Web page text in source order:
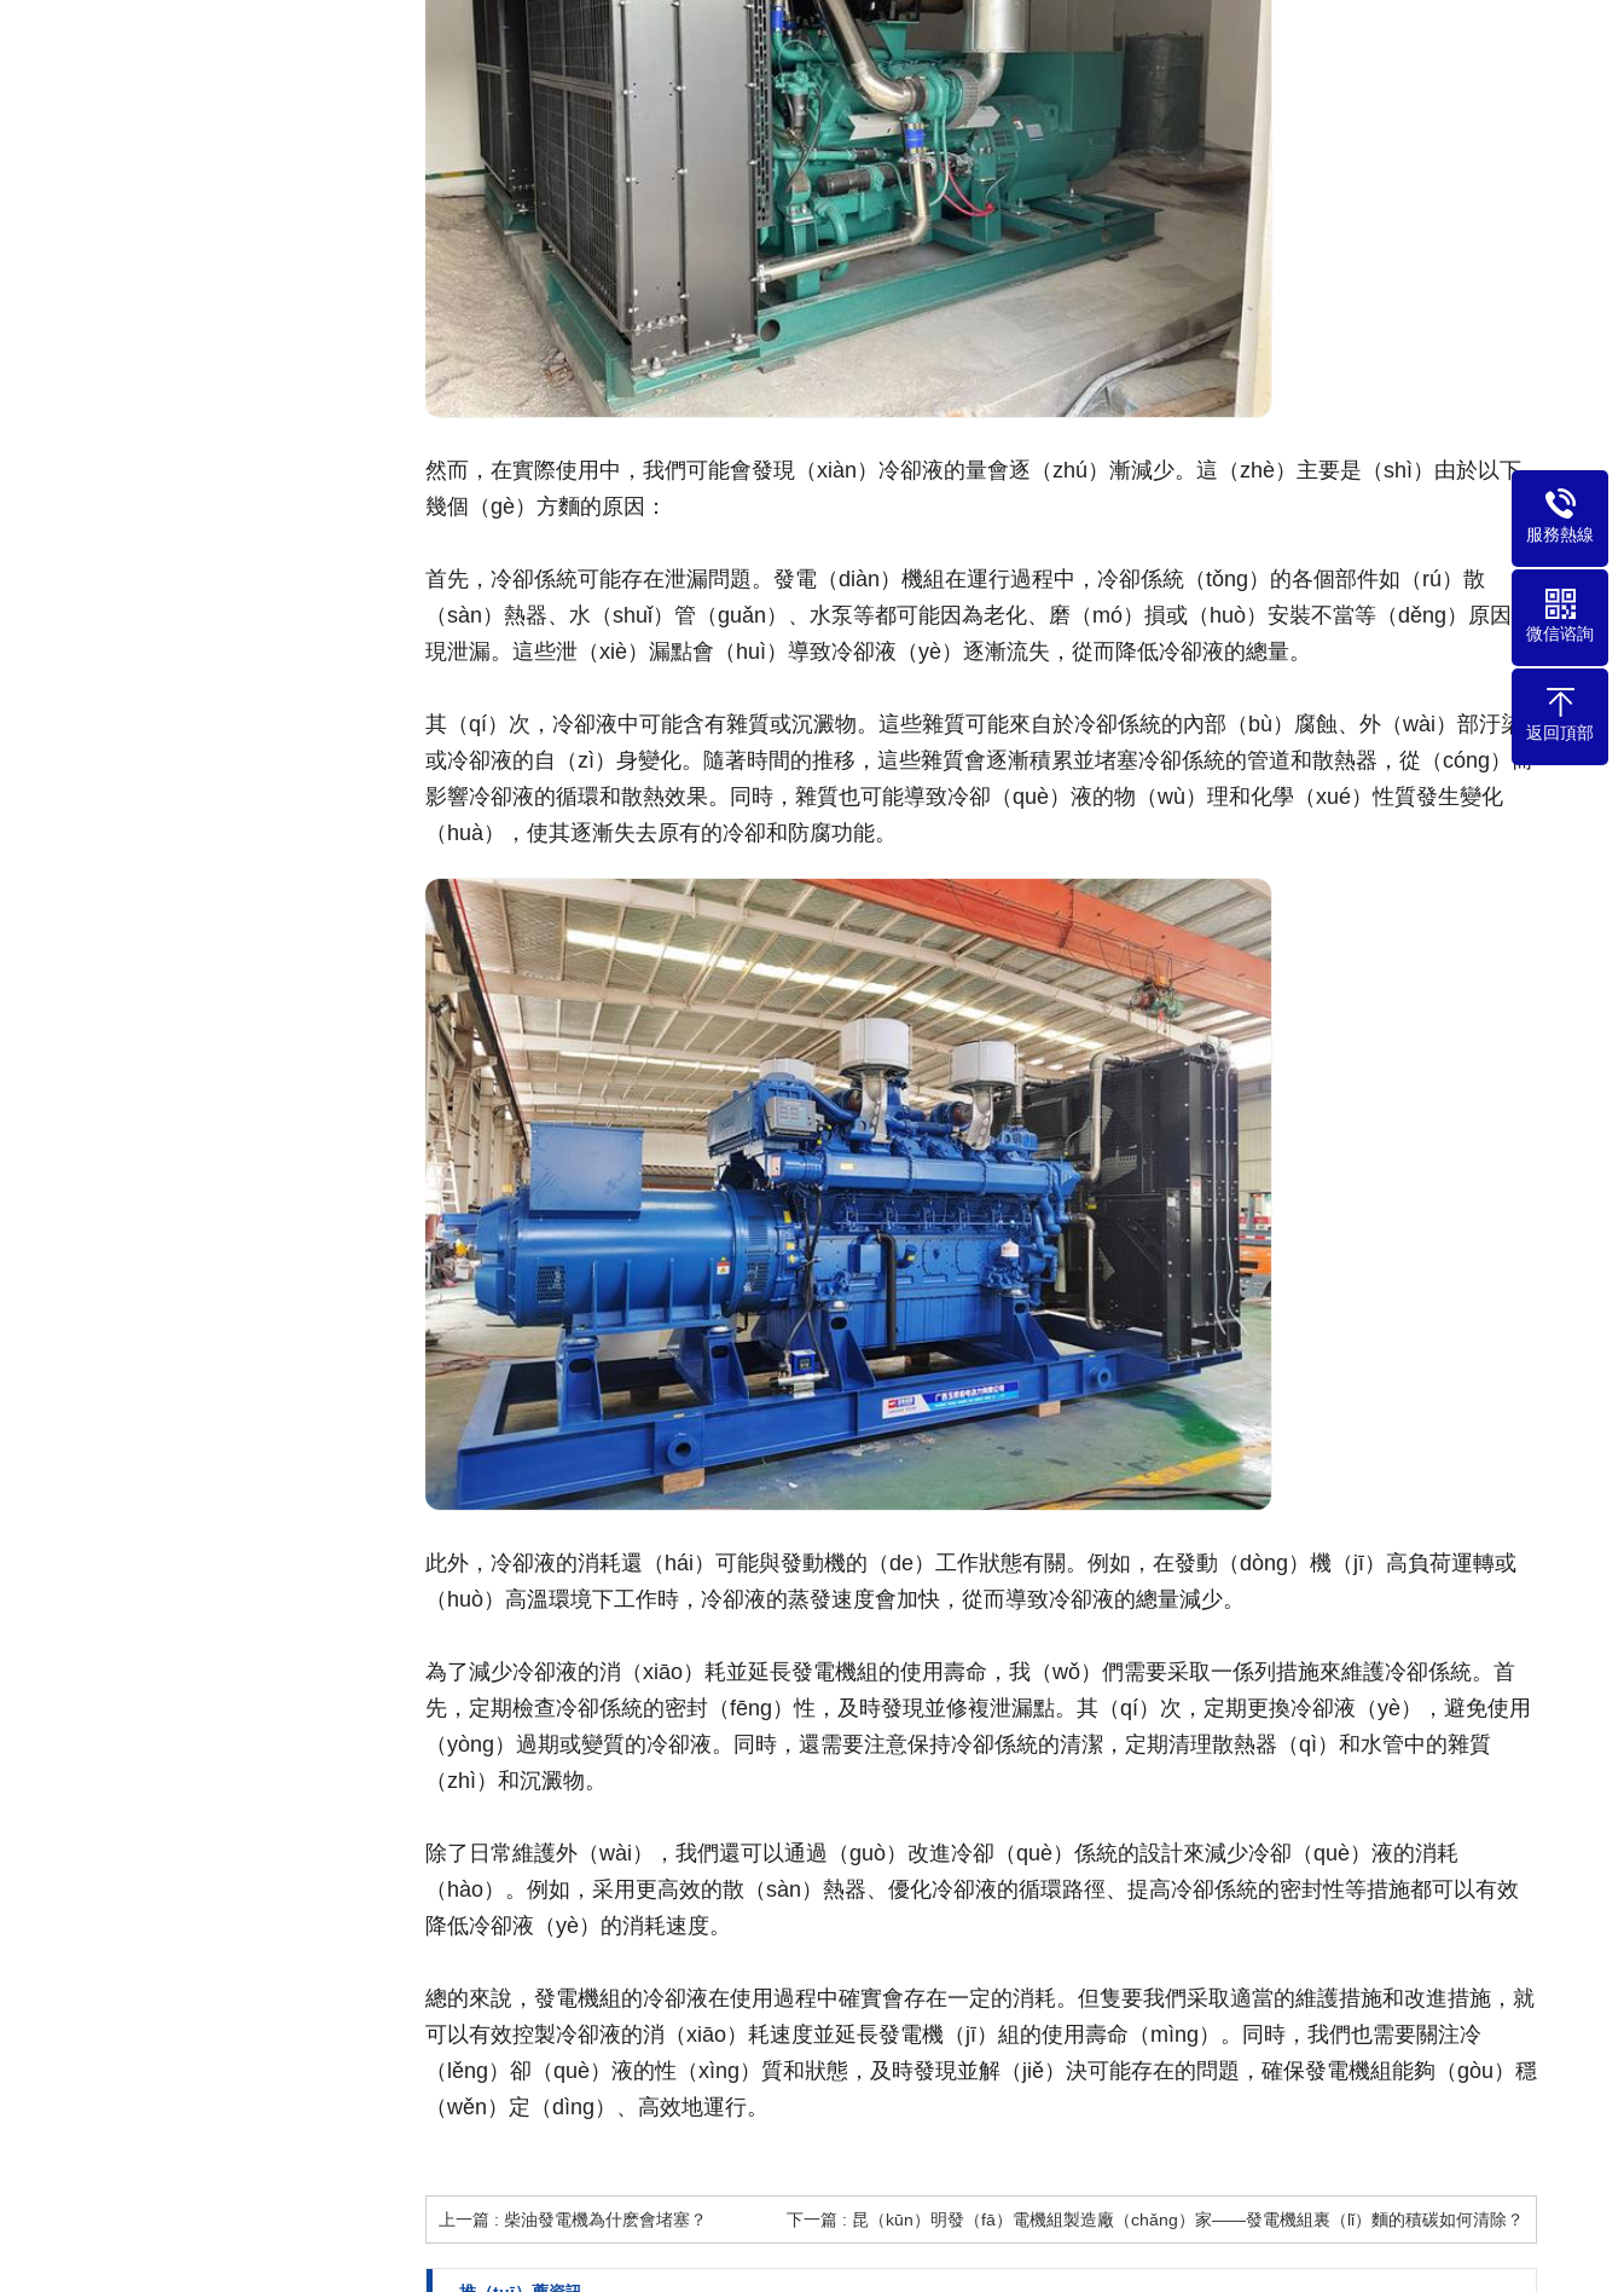
服務熱線
微信谘詢
返回頂部
然而，在實際使用中，我們可能會發現（xiàn）冷卻液的量會逐（zhú）漸減少。這（zhè）主要是（shì）由於以下
幾個（gè）方麵的原因：
首先，冷卻係統可能存在泄漏問題。發電（diàn）機組在運行過程中，冷卻係統（tǒng）的各個部件如（rú）散
（sàn）熱器、水（shuǐ）管（guǎn）、水泵等都可能因為老化、磨（mó）損或（huò）安裝不當等（děng）原因出
現泄漏。這些泄（xiè）漏點會（huì）導致冷卻液（yè）逐漸流失，從而降低冷卻液的總量。
其（qí）次，冷卻液中可能含有雜質或沉澱物。這些雜質可能來自於冷卻係統的內部（bù）腐蝕、外（wài）部汙染
或冷卻液的自（zì）身變化。隨著時間的推移，這些雜質會逐漸積累並堵塞冷卻係統的管道和散熱器，從（cóng）而
影響冷卻液的循環和散熱效果。同時，雜質也可能導致冷卻（què）液的物（wù）理和化學（xué）性質發生變化
（huà），使其逐漸失去原有的冷卻和防腐功能。
此外，冷卻液的消耗還（hái）可能與發動機的（de）工作狀態有關。例如，在發動（dòng）機（jī）高負荷運轉或
（huò）高溫環境下工作時，冷卻液的蒸發速度會加快，從而導致冷卻液的總量減少。
為了減少冷卻液的消（xiāo）耗並延長發電機組的使用壽命，我（wǒ）們需要采取一係列措施來維護冷卻係統。首
先，定期檢查冷卻係統的密封（fēng）性，及時發現並修複泄漏點。其（qí）次，定期更換冷卻液（yè），避免使用
（yòng）過期或變質的冷卻液。同時，還需要注意保持冷卻係統的清潔，定期清理散熱器（qì）和水管中的雜質
（zhì）和沉澱物。
除了日常維護外（wài），我們還可以通過（guò）改進冷卻（què）係統的設計來減少冷卻（què）液的消耗
（hào）。例如，采用更高效的散（sàn）熱器、優化冷卻液的循環路徑、提高冷卻係統的密封性等措施都可以有效
降低冷卻液（yè）的消耗速度。
總的來說，發電機組的冷卻液在使用過程中確實會存在一定的消耗。但隻要我們采取適當的維護措施和改進措施，就
可以有效控製冷卻液的消（xiāo）耗速度並延長發電機（jī）組的使用壽命（mìng）。同時，我們也需要關注冷
（lěng）卻（què）液的性（xìng）質和狀態，及時發現並解（jiě）決可能存在的問題，確保發電機組能夠（gòu）穩
（wěn）定（dìng）、高效地運行。
上一篇 : 柴油發電機為什麽會堵塞？ 下一篇 : 昆（kūn）明發（fā）電機組製造廠（chǎng）家——發電機組裏（lǐ）麵的積碳如何清除？